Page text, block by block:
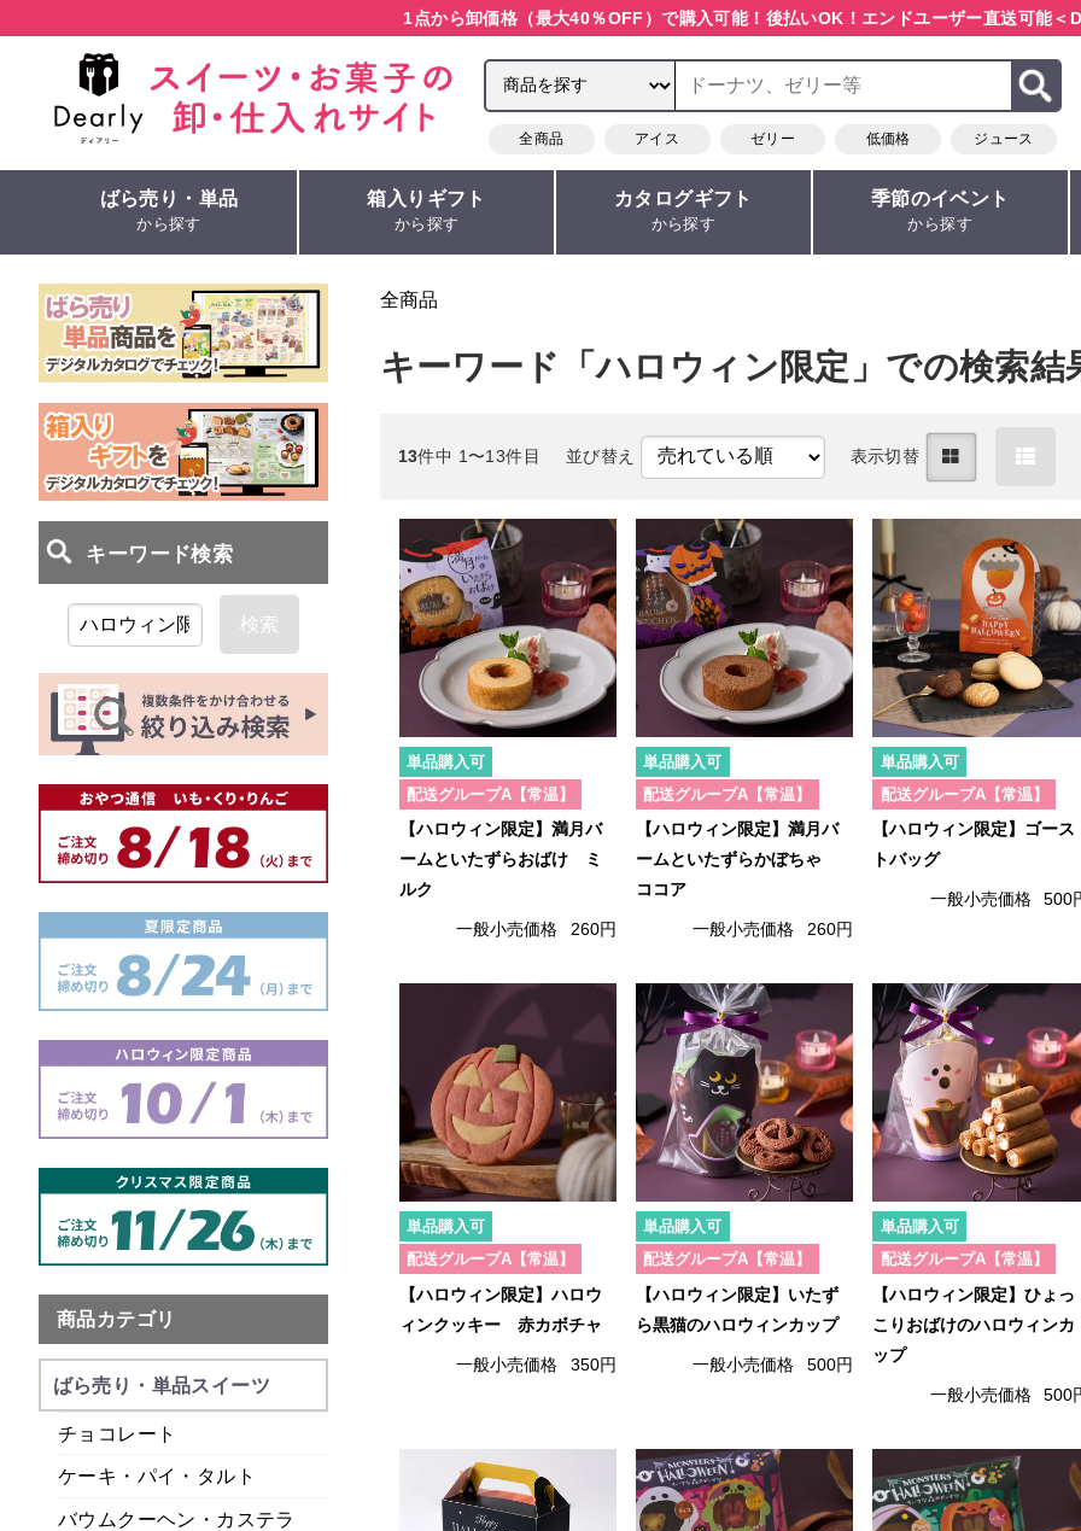
1点から卸価格（最大40％OFF）で購入可能！ 後払いOK！エンドユーザー直送可能＜
全商品 アイス ゼリー 低価格 ジュース
ばら売り・単品
から探す
箱入りギフト
から探す
カタログギフト
から探す
季節のイベント
から探す
全商品
キーワード「ハロウィン限定」での検索結
13件中 1〜13件目 並び替え 表示切替
単品購入可
配送グループA【常温】
【ハロウィン限定】満月バ
ームといたずらおばけ ミ
ルク
一般小売価格 260円
単品購入可
配送グループA【常温】
【ハロウィン限定】満月バ
ームといたずらかぼちゃ
ココア
一般小売価格 260円
単品購入可
配送グループA【常温】
【ハロウィン限定】ゴース
トバッグ
一般小売価格 500
単品購入可
配送グループA【常温】
【ハロウィン限定】ハロウ
ィンクッキー 赤カボチャ
一般小売価格 350円
単品購入可
配送グループA【常温】
【ハロウィン限定】いたず
ら黒猫のハロウィンカップ
一般小売価格 500円
単品購入可
配送グループA【常温】
【ハロウィン限定】ひょっ
こりおばけのハロウィンカ
ップ
一般小売価格 500
検索
商品カテゴリ
ばら売り・単品スイーツ
チョコレート
ケーキ・パイ・タルト
バウムクーヘン・カステラ